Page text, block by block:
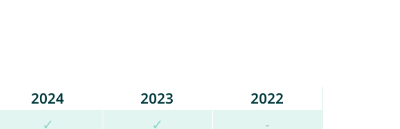
2024 2023
2022
✓ ✓ -